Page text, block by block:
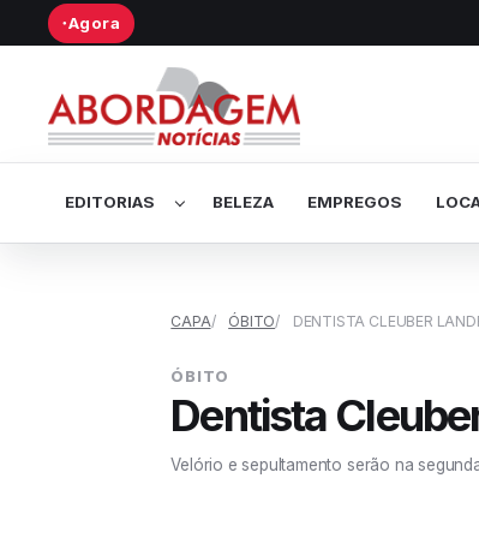
● Agora
EDITORIAS BELEZA EMPREGOS
CAPA ÓBITO DENTISTA CLEUBER
ÓBITO
Dentista
Velório e sepultamento serão na